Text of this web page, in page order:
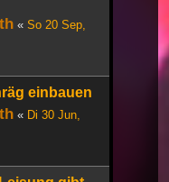
« So 20 Sep,
einbauen
« Di 30 Jun,